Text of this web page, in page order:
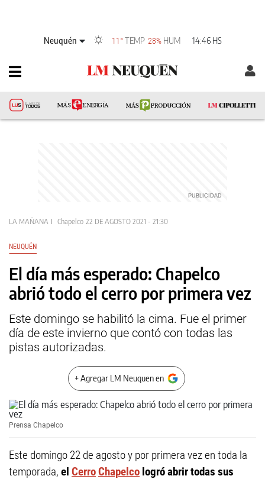
Neuquén 11° TEMP 28% HUM 14:46 HS
LA MAÑANA Chapelco 22 DE AGOSTO 2021 - 21:30
NEUQUÉN
El día más esperado: Chapelco
abrió todo el cerro por primera vez
Este domingo se habilitó la cima. Fue el primer
día de este invierno que contó con todas las
pistas autorizadas.
+ Agregar LM Neuquen en
Prensa Chapelco
Este domingo 22 de agosto y por primera vez en toda la
temporada, el CerroChapelco logró abrir todas sus